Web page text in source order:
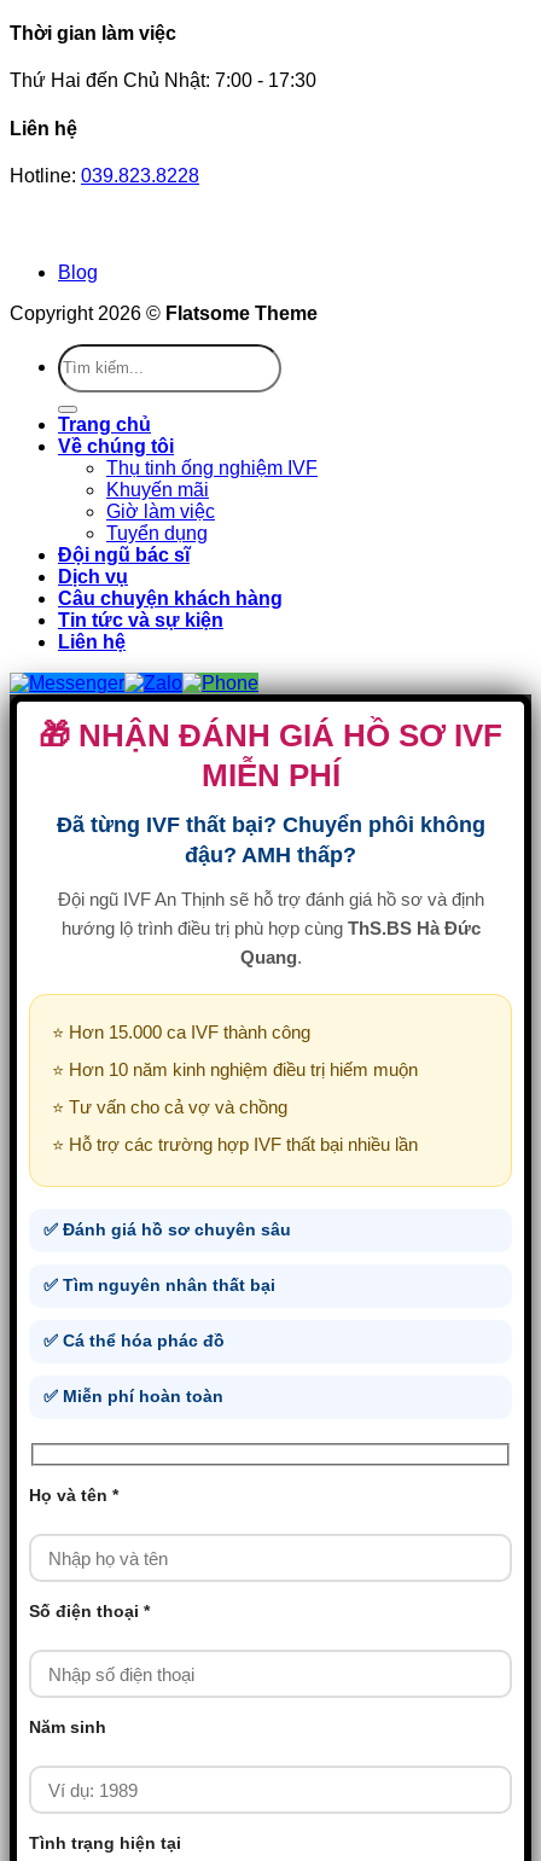
Thời gian làm việc
Thứ Hai đến Chủ Nhật: 7:00 - 17:30
Liên hệ
Hotline: 039.823.8228
Blog
Copyright 2026 © Flatsome Theme
Trang chủ
Về chúng tôi
Thụ tinh ống nghiệm IVF
Khuyến mãi
Giờ làm việc
Tuyển dụng
Đội ngũ bác sĩ
Dịch vụ
Câu chuyện khách hàng
Tin tức và sự kiện
Liên hệ
🎁 NHẬN ĐÁNH GIÁ HỒ SƠ IVF
MIỄN PHÍ
Đã từng IVF thất bại? Chuyển phôi không
đậu? AMH thấp?
Đội ngũ IVF An Thịnh sẽ hỗ trợ đánh giá hồ sơ và định
hướng lộ trình điều trị phù hợp cùng ThS.BS Hà Đức
Quang.
⭐ Hơn 15.000 ca IVF thành công
⭐ Hơn 10 năm kinh nghiệm điều trị hiếm muộn
⭐ Tư vấn cho cả vợ và chồng
⭐ Hỗ trợ các trường hợp IVF thất bại nhiều lần
✅ Đánh giá hồ sơ chuyên sâu
✅ Tìm nguyên nhân thất bại
✅ Cá thể hóa phác đồ
✅ Miễn phí hoàn toàn
Họ và tên *
Số điện thoại *
Năm sinh
Tình trạng hiện tại